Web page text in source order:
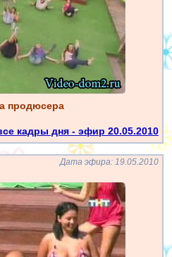
продюсера
кадры дня - эфир 20.05.2010
Дата эфира: 19.05.2010